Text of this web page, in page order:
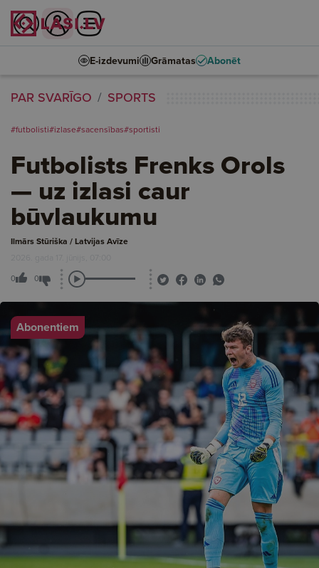
E-izdevumi Grāmatas Abonēt
PAR SVARĪGO SPORTS
#futbolisti#izlase#sacensības#sportisti
Futbolists Frenks Orols
— uz izlasi caur
būvlaukumu
Ilmārs Stūriška / Latvijas Avīze
2026. gada 17. jūnijs, 07:00
0 0
Abonentiem